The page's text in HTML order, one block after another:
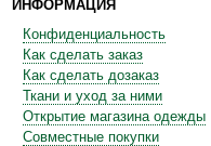
ИНФОРМАЦИЯ
Конфиденциальность
Как сделать заказ
Как сделать дозаказ
Ткани и уход за ними
Открытие магазина одежды
Совместные покупки